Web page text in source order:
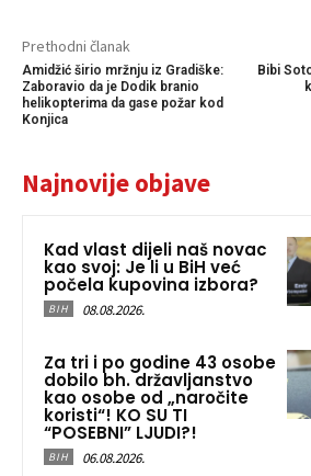
Prethodni članak
Amidžić širio mržnju iz Gradiške:
Zaboravio da je Dodik branio
helikopterima da gase požar kod
Konjica
Bibi
Najnovije objave
Kad vlast dijeli naš novac
kao svoj: Je li u BiH već
počela kupovina izbora?
BIH 08.08.2026.
Za tri i po godine 43 osobe
dobilo bh. državljanstvo
kao osobe od „naročite
koristi“! KO SU TI
“POSEBNI” LJUDI?!
BIH 06.08.2026.